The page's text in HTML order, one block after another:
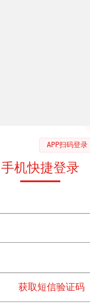
APP扫码登录
手机快捷登录
获取短信验证码